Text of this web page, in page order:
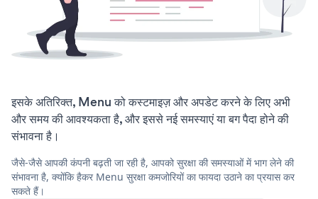
इसके अतिरिक्त, Menu को कस्टमाइज़ और अपडेट करने के लिए अभी
और समय की आवश्यकता है, और इससे नई समस्याएं या बग पैदा होने की
संभावना है।
जैसे-जैसे आपकी कंपनी बढ़ती जा रही है, आपको सुरक्षा की समस्याओं में भाग लेने की
संभावना है, क्योंकि हैकर Menu सुरक्षा कमजोरियों का फायदा उठाने का प्रयास कर
सकते हैं।